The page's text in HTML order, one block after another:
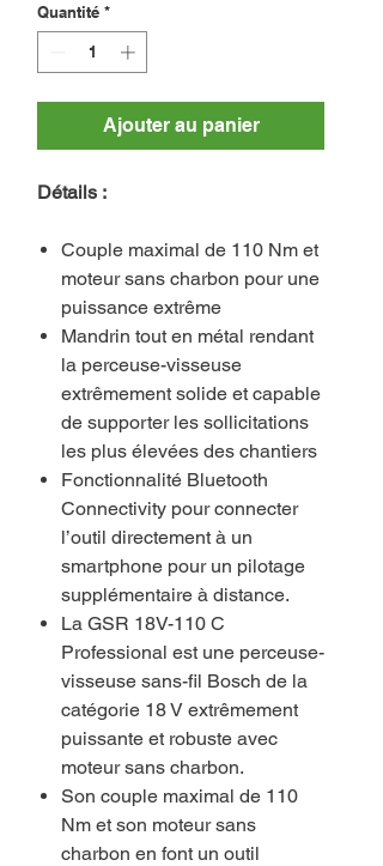
Quantité *
Ajouter au panier
Détails :
Couple maximal de 110 Nm et
moteur sans charbon pour une
puissance extrême
Mandrin tout en métal rendant
la perceuse-visseuse
extrêmement solide et capable
de supporter les sollicitations
les plus élevées des chantiers
Fonctionnalité Bluetooth
Connectivity pour connecter
l’outil directement à un
smartphone pour un pilotage
supplémentaire à distance.
La GSR 18V-110 C
Professional est une perceuse-
visseuse sans-fil Bosch de la
catégorie 18 V extrêmement
puissante et robuste avec
moteur sans charbon.
Son couple maximal de 110
Nm et son moteur sans
charbon en font un outil